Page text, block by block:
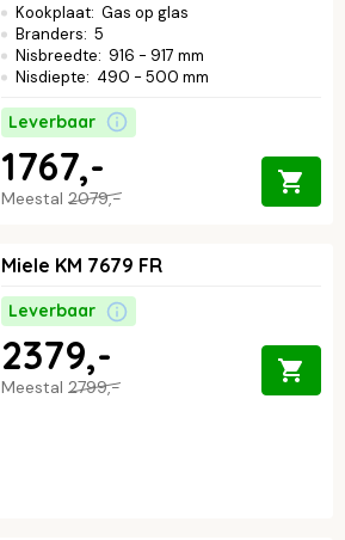
Kookplaat: Gas op glas
Branders: 5
Nisbreedte: 916 - 917 mm
Nisdiepte: 490 - 500 mm
Leverbaar
Meestal 2079,-
1767,-
Miele KM 7679 FR
Leverbaar
Meestal 2799,-
2379,-